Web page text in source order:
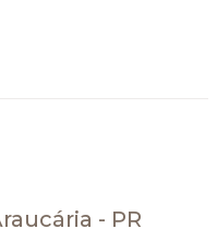
- PR